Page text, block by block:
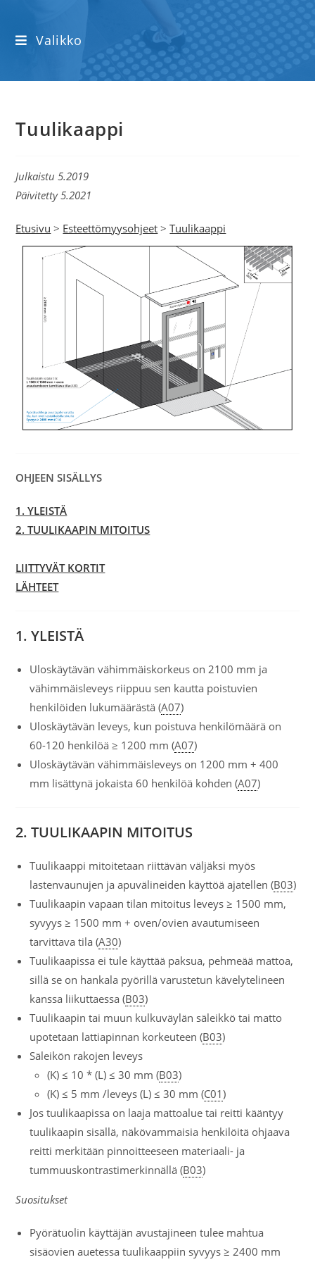
Valikko
Tuulikaappi
Julkaistu 5.2019
Päivitetty 5.2021
Etusivu > Esteettömyysohjeet >Tuulikaappi
OHJEEN SISÄLLYS
1. YLEISTÄ
2. TUULIKAAPIN MITOITUS
LIITTYVÄT KORTIT
LÄHTEET
1. YLEISTÄ
Uloskäytävän vähimmäiskorkeus on 2100 mm ja
vähimmäisleveys riippuu sen kautta poistuvien
henkilöiden lukumäärästä (A07)
Uloskäytävän leveys, kun poistuva henkilömäärä on
60-120 henkilöä ≥ 1200 mm (A07)
Uloskäytävän vähimmäisleveys on 1200 mm + 400
mm lisättynä jokaista 60 henkilöä kohden (A07)
2. TUULIKAAPIN MITOITUS
Tuulikaappi mitoitetaan riittävän väljäksi myös
lastenvaunujen ja apuvälineiden käyttöä ajatellen (B03)
Tuulikaapin vapaan tilan mitoitus leveys ≥ 1500 mm,
syvyys ≥ 1500 mm + oven/ovien avautumiseen
tarvittava tila (A30)
Tuulikaapissa ei tule käyttää paksua, pehmeää mattoa,
sillä se on hankala pyörillä varustetun kävelytelineen
kanssa liikuttaessa (B03)
Tuulikaapin tai muun kulkuväylän säleikkö tai matto
upotetaan lattiapinnan korkeuteen (B03)
Säleikön rakojen leveys
(K) ≤ 10 * (L) ≤ 30 mm (B03)
(K) ≤ 5 mm /leveys (L) ≤ 30 mm (C01)
Jos tuulikaapissa on laaja mattoalue tai reitti kääntyy
tuulikaapin sisällä, näkövammaisia henkilöitä ohjaava
reitti merkitään pinnoitteeseen materiaali- ja
tummuuskontrastimerkinnällä (B03)
Suositukset
Pyörätuolin käyttäjän avustajineen tulee mahtua
sisäovien auetessa tuulikaappiin syvyys ≥ 2400 mm